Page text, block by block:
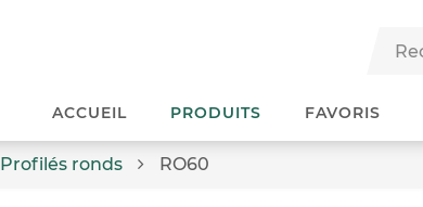
ACCUEIL PRODUITS FAVORIS
Profilés ronds RO60